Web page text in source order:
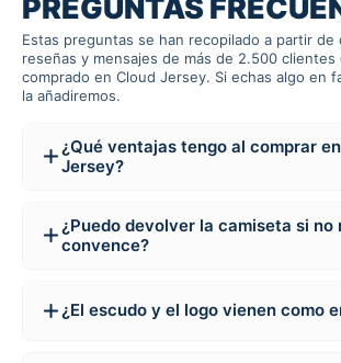
PREGUNTAS
Estas preguntas se han recopilado a partir de
reseñas y mensajes de más de 2.500 clientes
comprado en Cloud Jersey. Si echas algo en
la añadiremos.
¿Qué ventajas tengo al comprar
Jersey?
¿Puedo devolver la camiseta si no
convence?
¿El escudo y el logo vienen como